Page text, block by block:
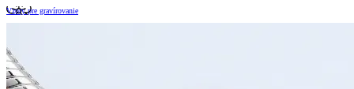
Vzory pre gravírovanie